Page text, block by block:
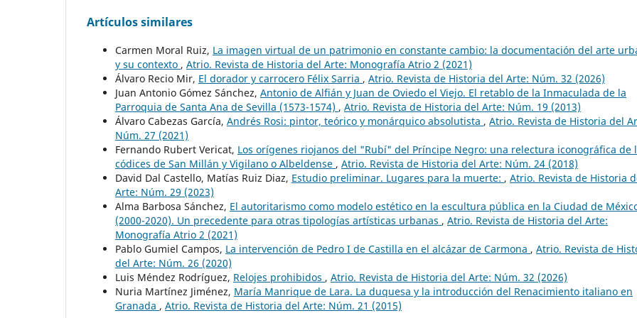
Artículos similares
Carmen Moral Ruiz, La imagen virtual de un patrimonio en constante cambio: la documentación del arte
y su contexto , Atrio. Revista de Historia del Arte: Monografía Atrio 2 (2021)
Álvaro Recio Mir, El dorador y carrocero Félix Sarria , Atrio. Revista de Historia del Arte: Núm. 32 (2026)
Juan Antonio Gómez Sánchez, Antonio de Alfián y Juan de Oviedo el Viejo. El retablo de la Inmaculada de la
Parroquia de Santa Ana de Sevilla (1573-1574) , Atrio. Revista de Historia del Arte: Núm. 19 (2013)
Álvaro Cabezas García, Andrés Rosi: pintor, teórico y monárquico absolutista , Atrio. Revista de Historia del
Núm. 27 (2021)
Fernando Rubert Vericat, Los orígenes riojanos del "Rubí" del Príncipe Negro: una relectura iconográfica de
códices de San Millán y Vigilano o Albeldense , Atrio. Revista de Historia del Arte: Núm. 24 (2018)
David Dal Castello, Matías Ruiz Diaz, Estudio preliminar. Lugares para la muerte: , Atrio. Revista de Historia
Arte: Núm. 29 (2023)
Alma Barbosa Sánchez, El autoritarismo como modelo estético en la escultura pública en la Ciudad de
(2000-2020). Un precedente para otras tipologías artísticas urbanas , Atrio. Revista de Historia del Arte:
Monografía Atrio 2 (2021)
Pablo Gumiel Campos, La intervención de Pedro I de Castilla en el alcázar de Carmona , Atrio. Revista de
del Arte: Núm. 26 (2020)
Luis Méndez Rodríguez, Relojes prohibidos , Atrio. Revista de Historia del Arte: Núm. 32 (2026)
Nuria Martínez Jiménez, María Manrique de Lara. La duquesa y la introducción del Renacimiento italiano en
Granada , Atrio. Revista de Historia del Arte: Núm. 21 (2015)